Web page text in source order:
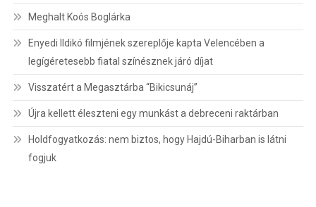
Meghalt Koós Boglárka
Enyedi Ildikó filmjének szereplője kapta Velencében a
legígéretesebb fiatal színésznek járó díjat
Visszatért a Megasztárba “Bikicsunáj”
Újra kellett éleszteni egy munkást a debreceni raktárban
Holdfogyatkozás: nem biztos, hogy Hajdú-Biharban is látni
fogjuk